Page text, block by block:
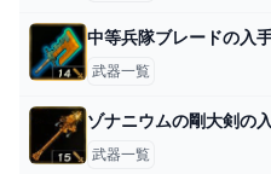
中等兵隊ブレードの入
武器一覧
ゾナニウムの剛大剣の
武器一覧